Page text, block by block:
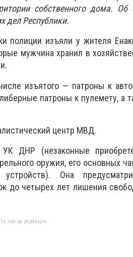
собственного дома. Об
дел Республики.
полиции изъяли у жителя
мужчина хранил в
изъятого — патроны к
патроны к пулемету, а
центр МВД.
ДНР (незаконные
оружия, его основных
Она
до четырех лет лишения
про це редакцію